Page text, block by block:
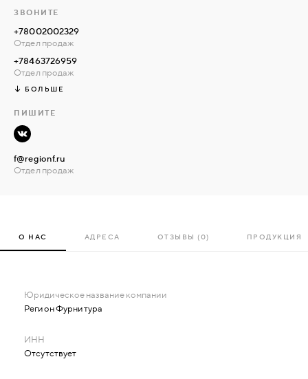
ЗВОНИТЕ
+78002002329
Отдел продаж
+78463726959
Отдел продаж
БОЛЬШЕ
ПИШИТЕ
f@regionf.ru
Отдел продаж
О НАС АДРЕСА ОТЗЫВЫ (0) ПРОДУКЦИЯ
Регион Фурнитура
Отсутствует